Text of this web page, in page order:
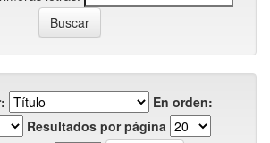
En orden:
Resultados por página